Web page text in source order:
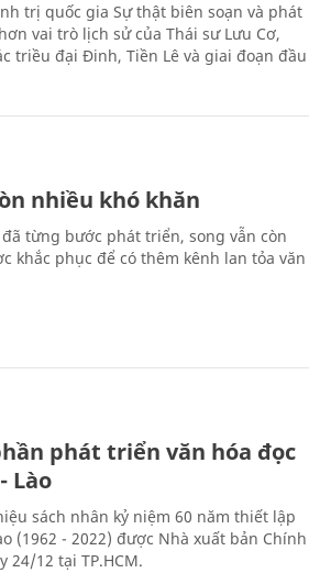
trị quốc gia Sự thật biên soạn và phát
vai trò lịch sử của Thái sư Lưu Cơ,
triều đại Đinh, Tiền Lê và giai đoạn đầu
nhiều khó khăn
từng bước phát triển, song vẫn còn
khắc phục để có thêm kênh lan tỏa văn
phát triển văn hóa đọc
Lào
sách nhân kỷ niệm 60 năm thiết lập
(1962 - 2022) được Nhà xuất bản Chính
24/12 tại TP.HCM.